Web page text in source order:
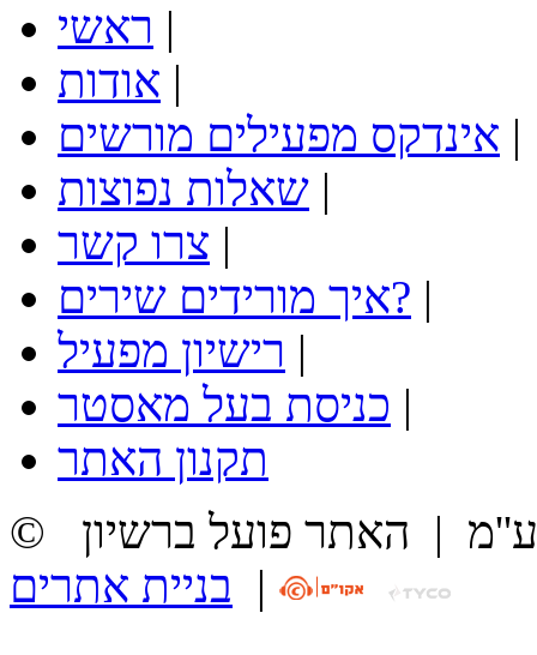
ראשי |
אודות |
אינדקס מפעילים מורשים |
שאלות נפוצות |
צרו קשר |
איך מורידים שירים? |
רישיון מפעיל |
כניסת בעל מאסטר |
תקנון האתר
| האתר פועל ברשיון
| בניית אתרים